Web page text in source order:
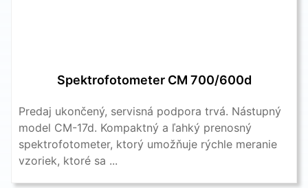
Spektrofotometer CM 700/600d
Predaj ukončený, servisná podpora trvá. Nástupný
model CM-17d. Kompaktný a ľahký prenosný
spektrofotometer, ktorý umožňuje rýchle meranie
vzoriek, ktoré sa ...